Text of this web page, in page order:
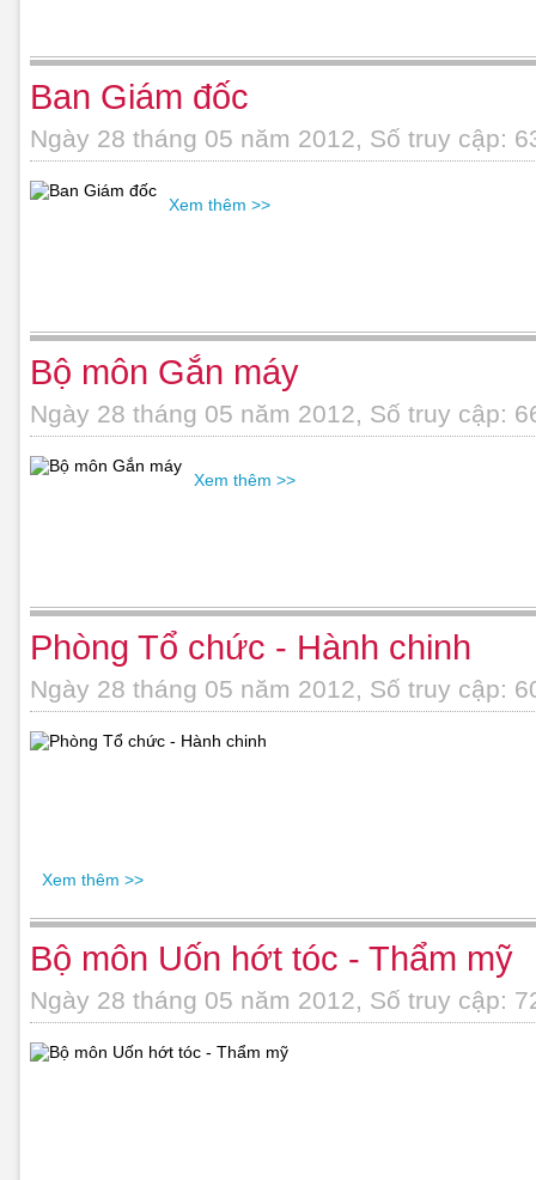
Ban Giám đốc
Ngày 28 tháng 05 năm 2012, Số truy cập:
Xem thêm >>
Bộ môn Gắn máy
Ngày 28 tháng 05 năm 2012, Số truy cập:
Xem thêm >>
Phòng Tổ chức - Hành chinh
Ngày 28 tháng 05 năm 2012, Số truy cập:
Xem thêm >>
Bộ môn Uốn hớt tóc - Thẩm mỹ
Ngày 28 tháng 05 năm 2012, Số truy cập: